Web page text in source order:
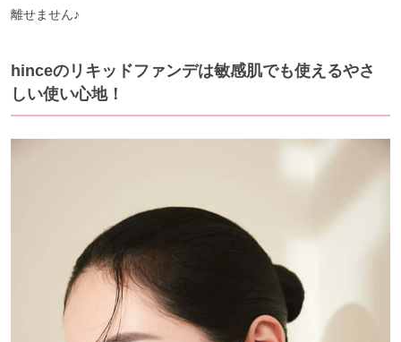
離せません♪
hinceのリキッドファンデは敏感肌でも使えるやさ
しい使い心地！